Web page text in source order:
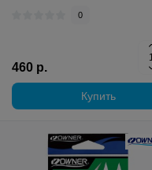
0
460 р.
Купить